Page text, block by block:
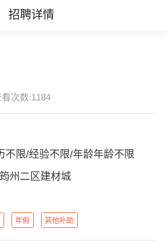
招聘详情
次数:1184
不限/经验不限/年龄年龄不限
州二区建材城
年假 其他补助